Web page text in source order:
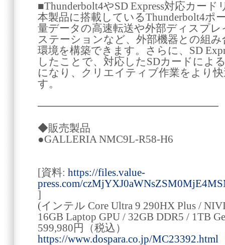
■Thunderbolt4やSD Express対応カー
本製品に搭載しているThunderbolt4ポ
量データの高速転送や外部ディスプ
ステーションなど、外部機器との組
環境を構築できます。さらに、SD
したことで、対応したSDカードによ
になり、クリエイティブ作業をより
す。
────────────────────────
◆販売製品
●GALLERIA NMC9L-R58-H6
[資料: https://files.value-
press.com/
]
(インテル Core Ultra 9 290HX Plus /
16GB Laptop GPU / 32GB DDR5 / 1TB
599,980円（税込）
https://www.dospara.co.jp/MC23392.html